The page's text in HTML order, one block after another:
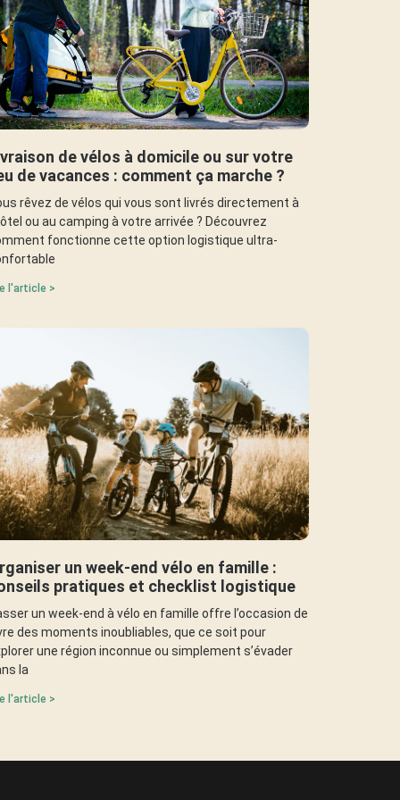
de vélos à domicile ou sur votre
de vacances : comment ça marche ?
rêvez de vélos qui vous sont livrés directement à
ou au camping à votre arrivée ? Découvrez
fonctionne cette option logistique ultra-
l'article >
un week-end vélo en famille :
pratiques et checklist logistique
un week-end à vélo en famille offre l’occasion de
des moments inoubliables, que ce soit pour
une région inconnue ou simplement s’évader
la
l'article >